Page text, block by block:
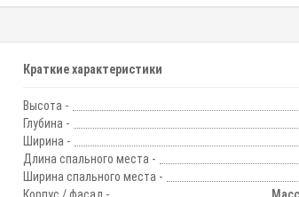
Краткие характеристики
Высота -
Глубина -
Ширина -
Длина спального места -
Ширина спального места -